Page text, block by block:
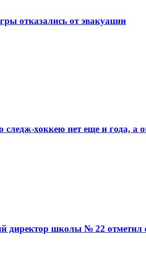
отказались от эвакуации
хоккею нет еще и года, а
директор школы № 22 отметил